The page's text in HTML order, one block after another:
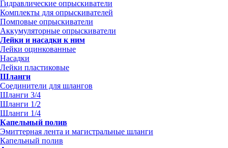
Гидравлические опрыскиватели
Комплекты для опрыскивателей
Помповые опрыскиватели
Аккумуляторные опрыскиватели
Лейки и насадки к ним
Лейки оцинкованные
Насадки
Лейки пластиковые
Шланги
Соединители для шлангов
Шланги 3/4
Шланги 1/2
Шланги 1/4
Капельный полив
Эмиттерная лента и магистральные шланги
Капельный полив